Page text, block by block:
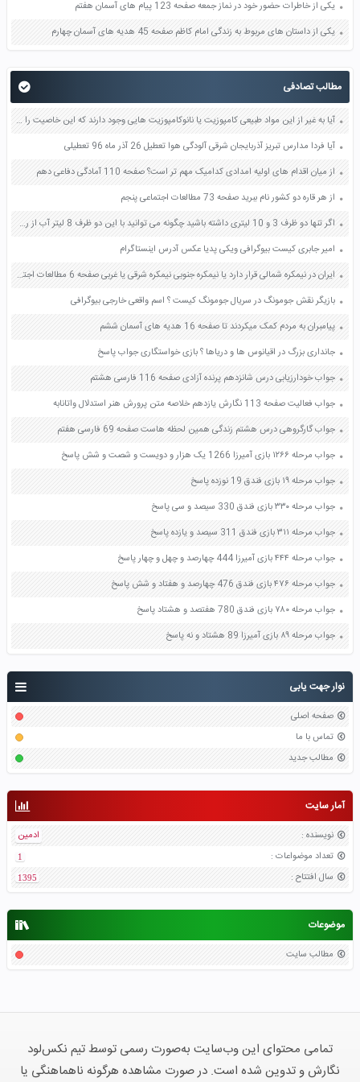
نوار جهت یابی
صفحه اصلی
تماس با ما
مطالب جدید
آمار سایت
نویسنده :
ادمین
تعداد موضواعات :
1
سال افتتاح :
1395
موضوعات
مطالب سایت
یکی از خاطرات حضور خود در نماز جمعه صفحه 123 پیام های آسمان هفتم
یکی از داستان های مربوط به زندگی امام کاظم صفحه 45 هدیه های آسمان چهارم
مطالب تصادفی
آیا به غیر از این مواد طبیعی کامپوزیت یا نانوکامپوزیت هایی وجود دارند که این خاصیت را داشته باشند کدام ذرات و ماده پایه این خواص را دارند صفحه 81 کاربرد فناوری های نوین یازدهم
آیا فردا مدارس تبریز آذربایجان شرقی آلودگی هوا تعطیل 26 آذر ماه 96 تعطیلی
از میان اقدام های اولیه امدادی کدامیک مهم تر است؟ صفحه 110 آمادگی دفاعی دهم
از هر قاره دو کشور نام ببرید صفحه 73 مطالعات اجتماعی پنجم
اگر تنها دو ظرف 3 و 10 لیتری داشته باشید چگونه می توانید با این دو ظرف 8 لیتر آب از رودخانه بردارید صفحه 6 کار و فناوری هفتم
امیر جابری کیست بیوگرافی ویکی پدیا عکس آدرس اینستاگرام
ایران در نیمکره شمالی قرار دارد یا نیمکره جنوبی نیمکره شرقی یا غربی صفحه 6 مطالعات اجتماعی نهم
بازیگر نقش جومونگ در سریال جومونگ کیست ؟ اسم واقعی خارجی بیوگرافی
پیامبران به مردم کمک میکردند تا صفحه 16 هدیه های آسمان ششم
جانداری بزرگ در اقیانوس ها و دریاها ؟ بازی خواستگاری جواب پاسخ
جواب خودارزیابی درس شانزدهم پرنده آزادی صفحه 116 فارسی هشتم
جواب فعالیت صفحه 113 نگارش یازدهم خلاصه متن پرورش هنر استدلال واتانابه
جواب گارگروهی درس هشتم زندگی همین لحظه هاست صفحه 69 فارسی هفتم
جواب مرحله ۱۲۶۶ بازی آمیرزا 1266 یک هزار و دویست و شصت و شش پاسخ
جواب مرحله ۱۹ بازی فندق 19 نوزده پاسخ
جواب مرحله ۳۳۰ بازی فندق 330 سیصد و سی پاسخ
جواب مرحله ۳۱۱ بازی فندق 311 سیصد و یازده پاسخ
جواب مرحله ۴۴۴ بازی آمیرزا 444 چهارصد و چهل و چهار پاسخ
جواب مرحله ۴۷۶ بازی فندق 476 چهارصد و هفتاد و شش پاسخ
جواب مرحله ۷۸۰ بازی فندق 780 هفتصد و هشتاد پاسخ
جواب مرحله ۸۹ بازی آمیرزا 89 هشتاد و نه پاسخ
تمامی محتوای این وب‌سایت به‌صورت رسمی توسط تیم نکس‌لود
نگارش و تدوین شده است. در صورت مشاهده هرگونه ناهماهنگی یا